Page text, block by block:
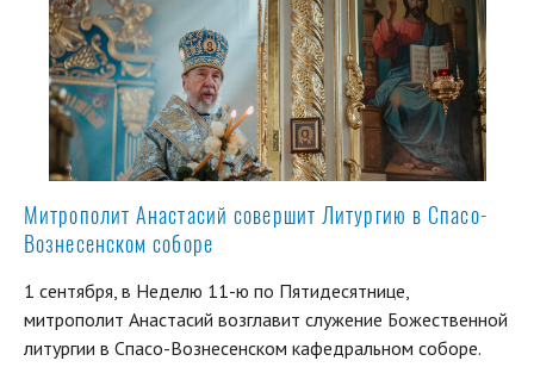
Митрополит Анастасий совершит Литургию в Спасо-
Вознесенском соборе
1 сентября, в Неделю 11-ю по Пятидесятнице,
митрополит Анастасий возглавит служение Божественной
литургии в Спасо-Вознесенском кафедральном соборе.